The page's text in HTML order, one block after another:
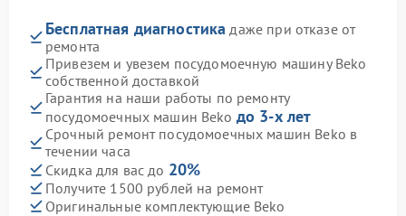
Бесплатная диагностика даже при отказе от
ремонта
Привезем и увезем посудомоечную машину Beko
собственной доставкой
Гарантия на наши работы по ремонту
посудомоечных машин Beko до 3-х лет
Срочный ремонт посудомоечных машин Beko в
течении часа
Скидка для вас до 20%
Получите 1500 рублей на ремонт
Оригинальные комплектующие Beko